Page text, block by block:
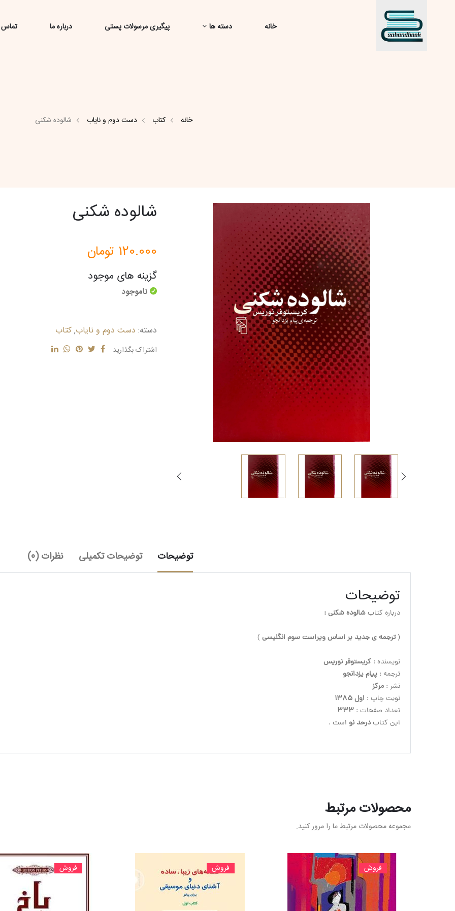
خانه دسته ها پیگیری مرسولات پستی درباره ما تماس
خانه کتاب دست دوم و نایاب شالوده شکنی
شالوده شکنی
120.000 تومان
گزینه های موجود
ناموجود
دسته: دست دوم و نایاب,کتاب
اشتراک بگذارید
توضیحات توضیحات تکمیلی نظرات (0)
توضیحات
درباره کتاب شالوده شکنی :
( ترجمه ی جدید بر اساس ویراست سوم انگلیسی
نویسنده : کریستوفر نوریس
ترجمه : پیام یزدانجو
نشر : مرکز
نوبت چاپ : اول 1385
تعداد صفحات : 333
این کتاب درحد نو است .
محصولات مرتبط
مجموعه محصولات مرتبط ما را مرور کنید.
فروش فروش فروش